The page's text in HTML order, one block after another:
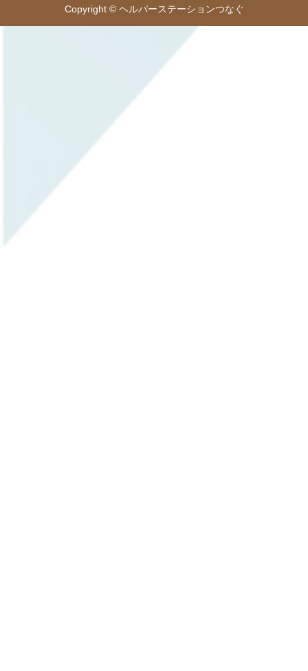
Copyright © ヘルパーステーションつなぐ